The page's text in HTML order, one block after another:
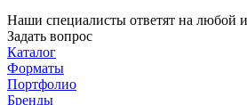
Наши специалисты ответят на любой
Задать вопрос
Каталог
Форматы
Портфолио
Бренды